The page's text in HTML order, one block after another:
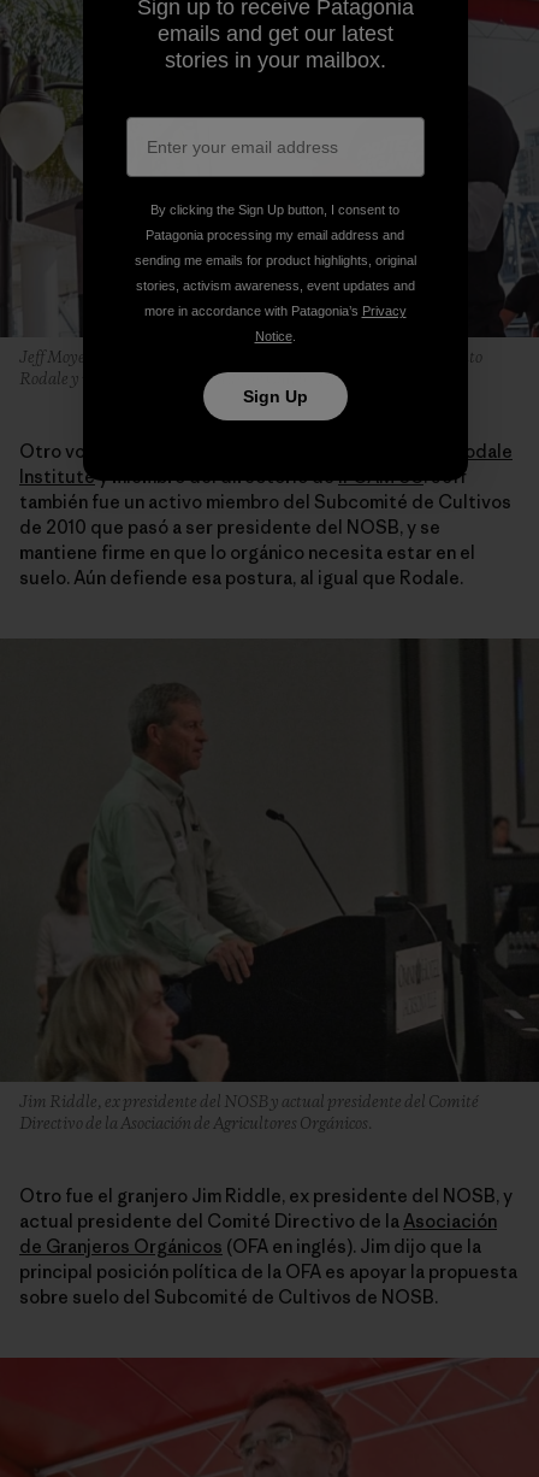
Jeff Moyer, ex presidente del NOSB, Director Ejecutivo del Instituto
Rodale y miembro del Subcomité de Cultivos de 2010.
Otro vocero fue Jeff Moyer, director ejecutivo del
Rodale
Institutey miembro del directorio deIFOAM US. Jeff
también fue un activo miembro del Subcomité de Cultivos
de 2010 que pasó a ser presidente del NOSB, y se
mantiene firme en que lo orgánico necesita estar en el
suelo. Aún defiende esa postura, al igual que Rodale.
Jim Riddle, ex presidente del NOSB y actual presidente del Comité
Directivo de la Asociación de Agricultores Orgánicos.
Otro fue el granjero Jim Riddle, ex presidente del NOSB, y
actual presidente del Comité Directivo de la Asociación
de Granjeros Orgánicos (OFA en inglés). Jim dijo que la
principal posición política de la OFA es apoyar la propuesta
sobre suelo del Subcomité de Cultivos de NOSB.
Sign up to receive Patagonia
emails and get our latest
stories in your mailbox.
By clicking the Sign Up button, I consent to
Patagonia processing my email address and
sending me emails for product highlights, original
stories, activism awareness, event updates and
more in accordance with Patagonia’s Privacy
Notice.
Sign Up